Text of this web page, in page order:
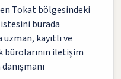
Tokat bölgesindeki
burada
kayıtlı ve
bürolarının iletişim